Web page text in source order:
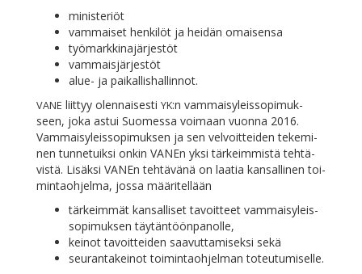
mi­nis­te­riöt
vam­mai­set hen­ki­löt ja hei­dän omaisensa
työ­mark­ki­na­jär­jes­töt
vam­mais­jär­jes­töt
alue- ja paikallishallinnot.
VANE liit­tyy olen­nai­ses­ti YK:n vam­mai­sy­leis­so­pi­muk­
seen, jo­ka as­tui Suo­mes­sa voi­maan vuon­na 2016.
Vam­mai­sy­leis­so­pi­muk­sen ja sen vel­voit­tei­den te­ke­mi­
nen tun­ne­tuik­si on­kin VA­NEn yk­si tär­keim­mis­tä teh­tä­
vis­tä. Li­säk­si VA­NEn teh­tä­vä­nä on laa­tia kan­sal­li­nen toi­
min­taoh­jel­ma, jos­sa määritellään
tär­keim­mät kan­sal­li­set ta­voit­teet vam­mai­sy­leis­
so­pi­muk­sen täytäntöönpanolle,
kei­not ta­voit­tei­den saa­vut­ta­mi­sek­si sekä
seu­ran­ta­kei­not toi­min­taoh­jel­man toteutumiselle.